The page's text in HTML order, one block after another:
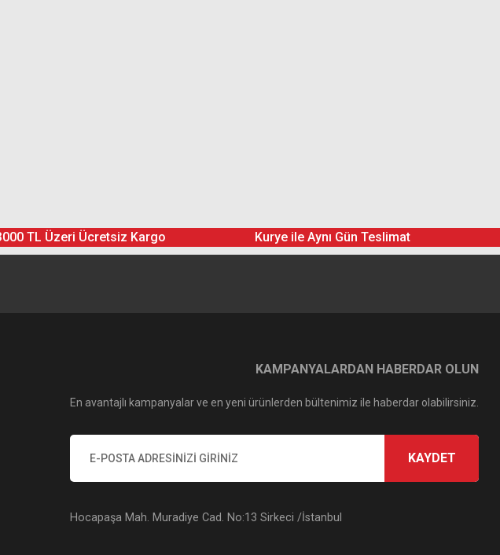
TL Üzeri Ücretsiz Kargo Kurye ile Aynı Gün Teslimat
KAMPANYALARDAN HABERDAR OLUN
En avantajlı kampanyalar ve en yeni ürünlerden bültenimiz ile haberdar olabilirsiniz.
KAYDET
Hocapaşa Mah. Muradiye Cad. No:13 Sirkeci /İstanbul